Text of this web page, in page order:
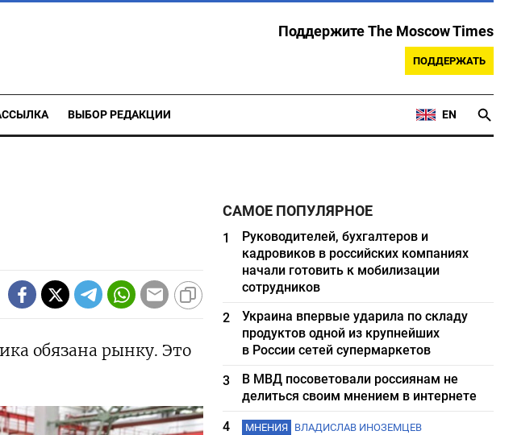
Поддержите The Moscow Times
ПОДДЕРЖАТЬ
ВЫБОР РЕДАКЦИИ EN
обязана рынку. Это
САМОЕ ПОПУЛЯРНОЕ
1
Руководителей, бухгалтеров и
кадровиков в российских компаниях
начали готовить к мобилизации
сотрудников
2
Украина впервые ударила по складу
продуктов одной из крупнейших
в России сетей супермаркетов
3
В МВД посоветовали россиянам не
делиться своим мнением в интернете
4
МНЕНИЯ ВЛАДИСЛАВ ИНОЗЕМЦЕВ